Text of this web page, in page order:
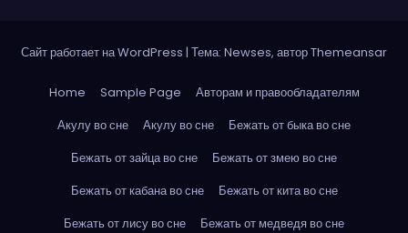
Сайт работает на WordPress | Тема: Newses, авторThemeansar
Home Sample Page
Авторам и правообладателям
Акулу во сне
Акулу во сне
Бежать от быка во сне
Бежать от зайца во сне
Бежать от змею во сне
Бежать от кабана во сне
Бежать от кита во сне
Бежать от лису во сне
Бежать от медведя во сне